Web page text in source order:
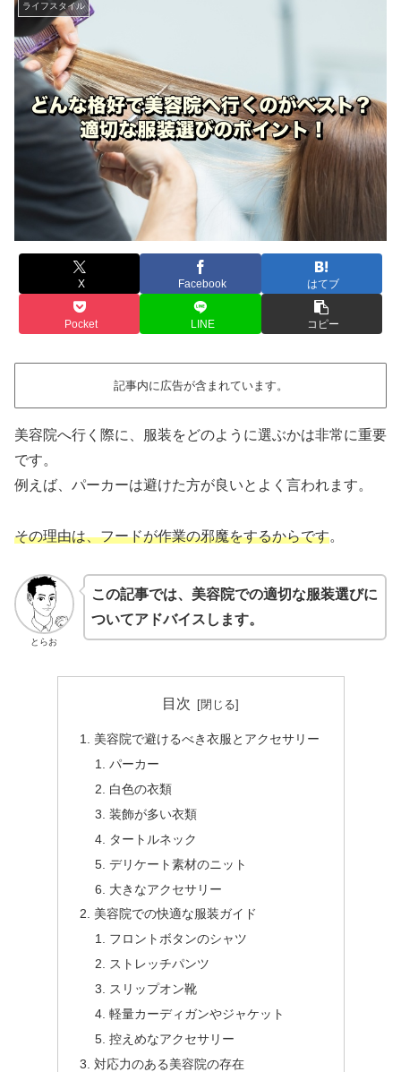
ライフスタイル
X Facebook はてブ
Pocket LINE コピー
記事内に広告が含まれています。
美容院へ行く際に、服装をどのように選ぶかは非常に重要
です。
例えば、パーカーは避けた方が良いとよく言われます。
その理由は、フードが作業の邪魔をするからです。
とらお
この記事では、美容院での適切な服装選びに
ついてアドバイスします。
目次
美容院で避けるべき衣服とアクセサリー
パーカー
白色の衣類
装飾が多い衣類
タートルネック
デリケート素材のニット
大きなアクセサリー
美容院での快適な服装ガイド
フロントボタンのシャツ
ストレッチパンツ
スリップオン靴
軽量カーディガンやジャケット
控えめなアクセサリー
対応力のある美容院の存在